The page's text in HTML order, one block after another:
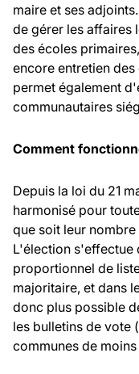
maire et ses
de gérer les affaires
des écoles
encore entretien
permet également
communautaires
Comment
Depuis la loi du 21
harmonisé pour
que soit leur
L'élection s'effectue
proportionnel de
majoritaire, et dans
donc plus possible
les bulletins de vote
communes de